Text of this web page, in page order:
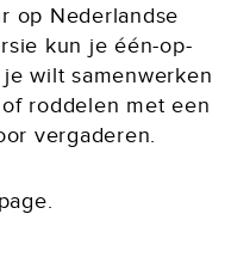
op Nederlandse
kun je één-op-
wilt samenwerken
roddelen met een
vergaderen.